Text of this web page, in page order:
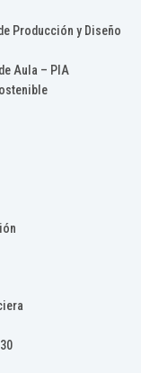
Producción y Diseño
Aula – PIA